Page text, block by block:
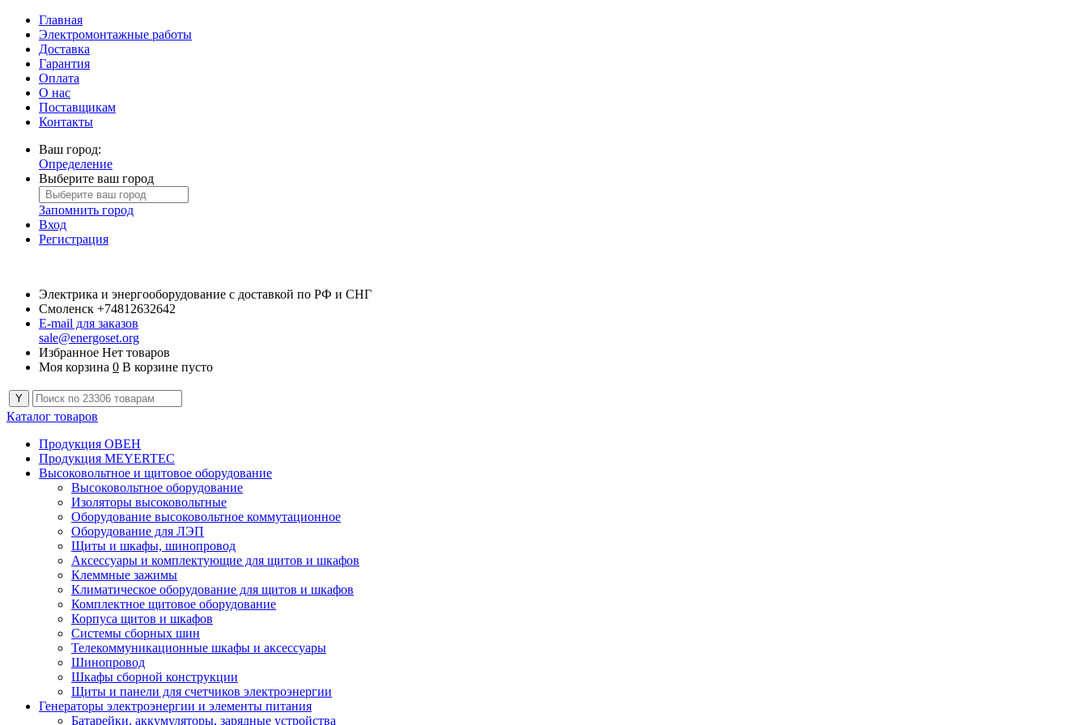
Главная
Электромонтажные работы
Доставка
Гарантия
Оплата
О нас
Поставщикам
Контакты
Ваш город:
Определение
Выберите ваш город
Запомнить город
Вход
Регистрация
Электрика и энергооборудование с доставкой по РФ и СНГ
Смоленск +74812632642
E-mail для заказов
sale@energoset.org
Избранное Нет товаров
Моя корзина 0 В корзине пусто
Каталог товаров
Продукция ОВЕН
Продукция MEYERTEC
Высоковольтное и щитовое оборудование
Высоковольтное оборудование
Изоляторы высоковольтные
Оборудование высоковольтное коммутационное
Оборудование для ЛЭП
Щиты и шкафы, шинопровод
Аксессуары и комплектующие для щитов и шкафов
Клеммные зажимы
Климатическое оборудование для щитов и шкафов
Комплектное щитовое оборудование
Корпуса щитов и шкафов
Системы сборных шин
Телекоммуникационные шкафы и аксессуары
Шинопровод
Шкафы сборной конструкции
Щиты и панели для счетчиков электроэнергии
Генераторы электроэнергии и элементы питания
Батарейки, аккумуляторы, зарядные устройства